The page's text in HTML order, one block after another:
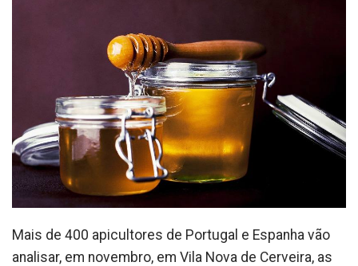
Mais de 400 apicultores de Portugal e Espanha vão
analisar, em novembro, em Vila Nova de Cerveira, as